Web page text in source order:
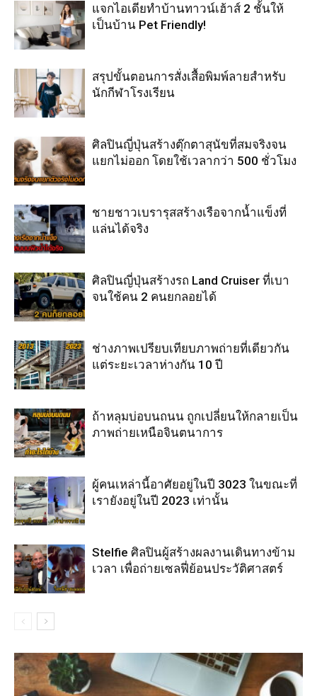
แจกไอเดียทำบ้านทาวน์เฮ้าส์ 2 ชั้นให้
เป็นบ้าน Pet Friendly!
สรุปขั้นตอนการสั่งเสื้อพิมพ์ลายสำหรับ
นักกีฬาโรงเรียน
ศิลปินญี่ปุ่นสร้างตุ๊กตาสุนัขที่สมจริงจน
แยกไม่ออก โดยใช้เวลากว่า 500 ชั่วโมง
ชายชาวเบรารุสสร้างเรือจากน้ำแข็งที่
แล่นได้จริง
ศิลปินญี่ปุ่นสร้างรถ Land Cruiser ที่เบา
จนใช้คน 2 คนยกลอยได้
ช่างภาพเปรียบเทียบภาพถ่ายที่เดียวกัน
แต่ระยะเวลาห่างกัน 10 ปี
ถ้าหลุมบ่อบนถนน ถูกเปลี่ยนให้กลายเป็น
ภาพถ่ายเหนือจินตนาการ
ผู้คนเหล่านี้อาศัยอยู่ในปี 3023 ในขณะที่
เรายังอยู่ในปี 2023 เท่านั้น
Stelfie ศิลปินผู้สร้างผลงานเดินทางข้าม
เวลา เพื่อถ่ายเซลฟี่ย้อนประวัติศาสตร์